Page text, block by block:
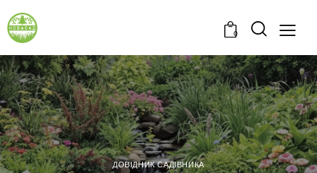
0
ДОВІДНИК САДІВНИКА